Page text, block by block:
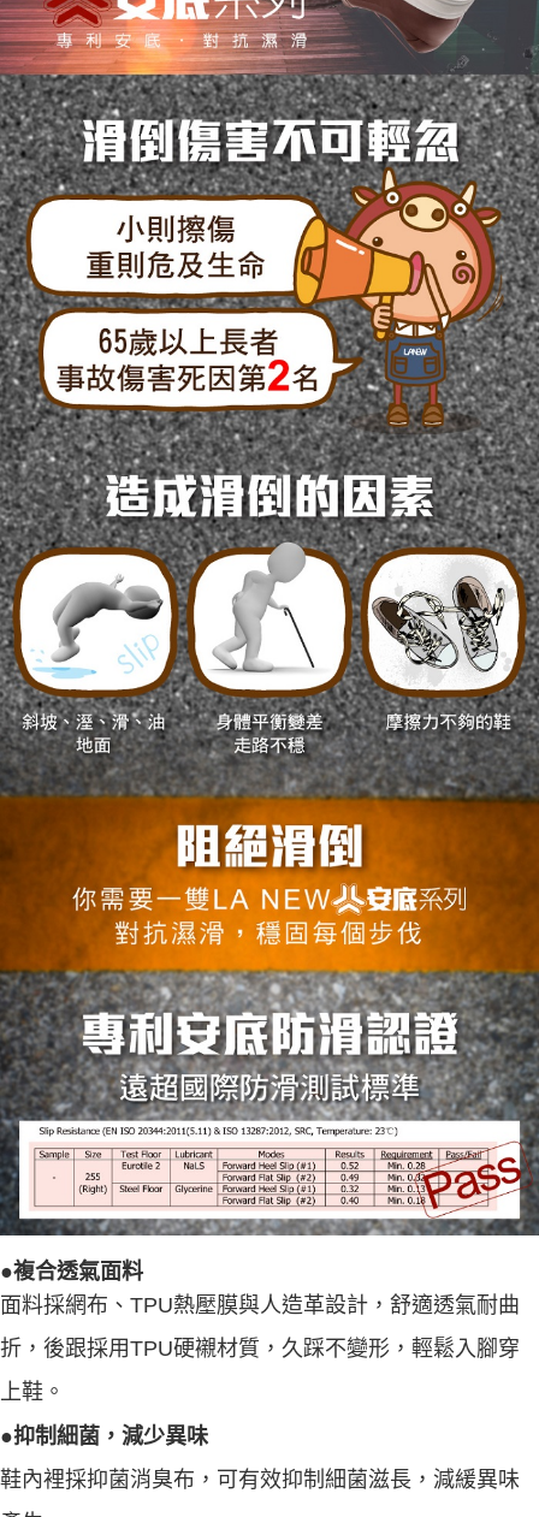
●複合透氣面料
面料採網布、TPU熱壓膜與人造革設計，舒適透氣耐曲
折，後跟採用TPU硬襯材質，久踩不變形，輕鬆入腳穿
上鞋。
●抑制細菌，減少異味
鞋內裡採抑菌消臭布，可有效抑制細菌滋長，減緩異味